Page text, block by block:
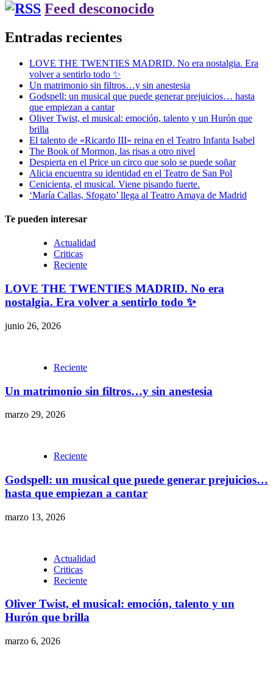
Feed desconocido
Entradas recientes
LOVE THE TWENTIES MADRID. No era nostalgia. Era
volver a sentirlo todo ✨
Un matrimonio sin filtros…y sin anestesia
Godspell: un musical que puede generar prejuicios… hasta
que empiezan a cantar
Oliver Twist, el musical: emoción, talento y un Hurón que
brilla
El talento de «Ricardo III» reina en el Teatro Infanta Isabel
The Book of Mormon, las risas a otro nivel
Despierta en el Price un circo que solo se puede soñar
Alicia encuentra su identidad en el Teatro de San Pol
Cenicienta, el musical. Viene pisando fuerte.
‘María Callas, Sfogato’ llega al Teatro Amaya de Madrid
Te pueden interesar
Actualidad
Criticas
Reciente
LOVE THE TWENTIES MADRID. No era
nostalgia. Era volver a sentirlo todo ✨
junio 26, 2026
Reciente
Un matrimonio sin filtros…y sin anestesia
marzo 29, 2026
Reciente
Godspell: un musical que puede generar prejuicios…
hasta que empiezan a cantar
marzo 13, 2026
Actualidad
Criticas
Reciente
Oliver Twist, el musical: emoción, talento y un
Hurón que brilla
marzo 6, 2026